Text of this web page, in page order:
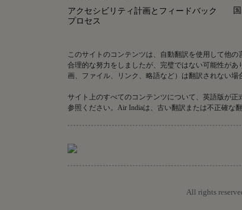
アクセシビリティ計画とフィードバック
プロセス
このサイトのコンテンツは、自動翻訳を使用して他
合理的な努力をしましたが、完璧ではない可能性が
画、ファイル、リンク、略語など）は翻訳されない場
サイト上のすべてのコンテンツについて、英語版が
参照ください。Air Indiaは、古い翻訳または不正確な
All rights